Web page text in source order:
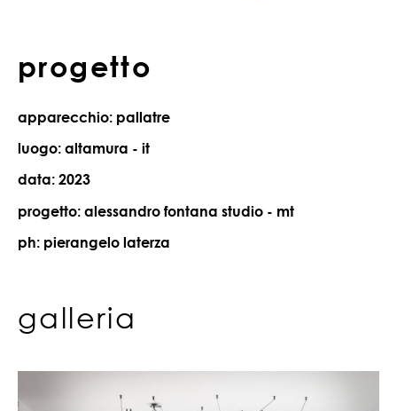
progetto
apparecchio: pallatre
luogo: altamura - it
data: 2023
progetto: alessandro fontana studio - mt
ph: pierangelo laterza
galleria